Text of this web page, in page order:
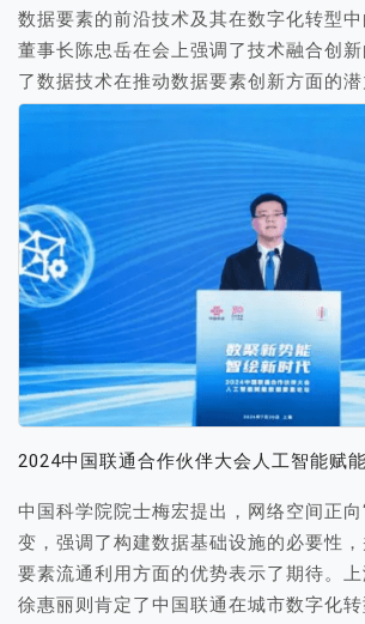
数据要素的前沿技术及其在数字化转型
董事长陈忠岳在会上强调了技术融合创
了数据技术在推动数据要素创新方面的潜
2024中国联通合作伙伴大会人工智能赋
中国科学院院士梅宏提出，网络空间正向
变，强调了构建数据基础设施的必要性
要素流通利用方面的优势表示了期待。
徐惠丽则肯定了中国联通在城市数字化